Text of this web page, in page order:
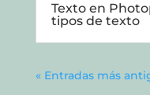
Texto en
tipos de texto
« Entradas más